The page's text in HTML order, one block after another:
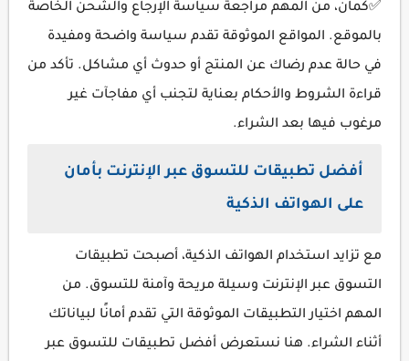
✅كمان، من المهم مراجعة سياسة الإرجاع والشحن الخاصة
بالموقع. المواقع الموثوقة تقدم سياسة واضحة ومفيدة
في حالة عدم رضاك عن المنتج أو حدوث أي مشاكل. تأكد من
قراءة الشروط والأحكام بعناية لتجنب أي مفاجآت غير
مرغوب فيها بعد الشراء.
أفضل تطبيقات للتسوق عبر الإنترنت بأمان
على الهواتف الذكية
مع تزايد استخدام الهواتف الذكية، أصبحت تطبيقات
التسوق عبر الإنترنت وسيلة مريحة وآمنة للتسوق. من
المهم اختيار التطبيقات الموثوقة التي تقدم أمانًا لبياناتك
أثناء الشراء. هنا نستعرض أفضل تطبيقات للتسوق عبر